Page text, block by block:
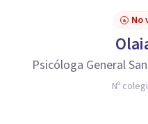
No
Psicóloga General
Nº